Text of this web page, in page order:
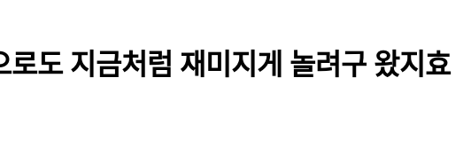
도 지금처럼 재미지게 놀려구 왔지효